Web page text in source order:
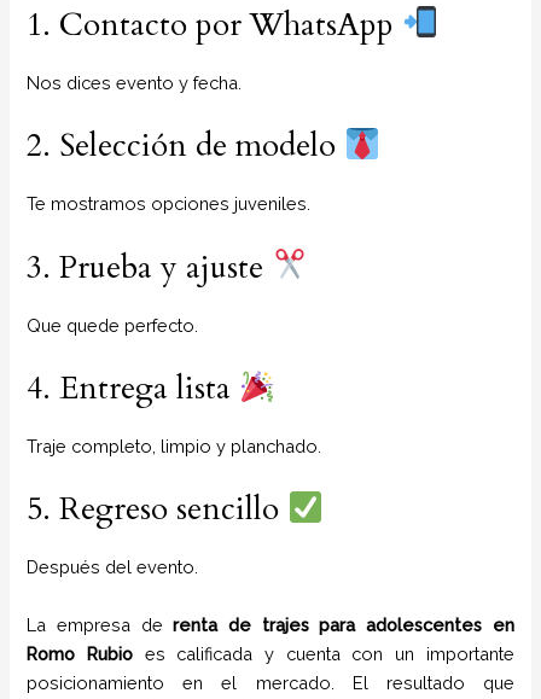
1. Contacto por WhatsApp
Nos dices evento y fecha.
2. Selección de modelo
Te mostramos opciones juveniles.
3. Prueba y ajuste
Que quede perfecto.
4. Entrega lista
Traje completo, limpio y planchado.
5. Regreso sencillo
Después del evento.
La empresa derenta de trajes para adolescentes en
Romo Rubio es calificada y cuenta con un importante
posicionamiento en el mercado. El resultado que